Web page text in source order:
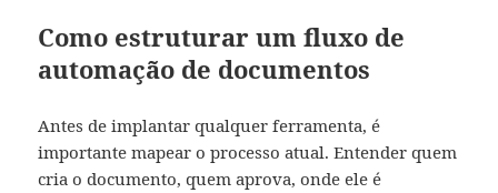
Como estruturar um fluxo de
automação de documentos
Antes de implantar qualquer ferramenta, é
importante mapear o processo atual. Entender quem
cria o documento, quem aprova, onde ele é